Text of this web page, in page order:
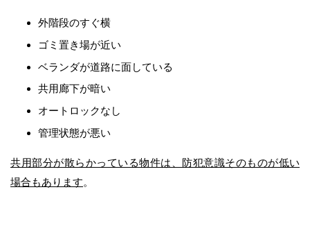
外階段のすぐ横
ゴミ置き場が近い
ベランダが道路に面している
共用廊下が暗い
オートロックなし
管理状態が悪い
共用部分が散らかっている物件は、防犯意識そのものが低い
場合もあります。